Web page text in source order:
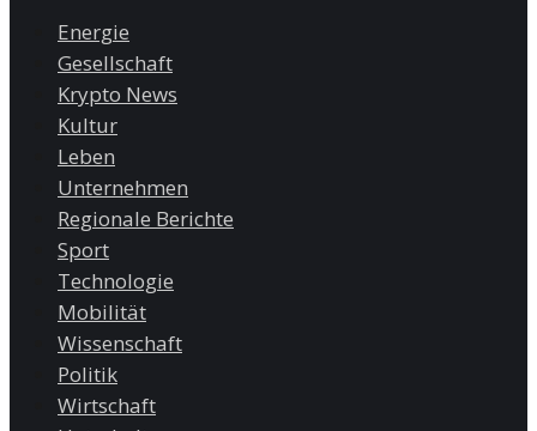
Energie
Gesellschaft
Krypto News
Kultur
Leben
Unternehmen
Regionale Berichte
Sport
Technologie
Mobilität
Wissenschaft
Politik
Wirtschaft